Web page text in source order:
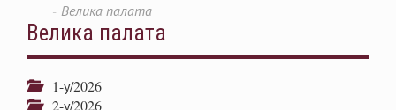
Велика палата
Велика палата
1-у/2026
2-у/2026